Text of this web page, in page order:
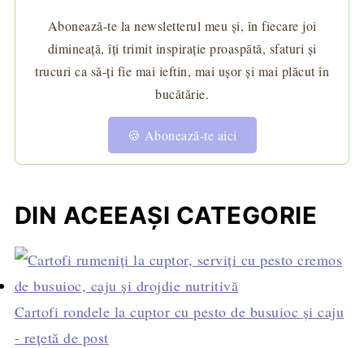
Abonează-te la newsletterul meu și, în fiecare joi
dimineață, îți trimit inspirație proaspătă, sfaturi și
trucuri ca să-ți fie mai ieftin, mai ușor și mai plăcut în
bucătărie.
🍪 Abonează-te aici
DIN ACEEAȘI CATEGORIE
Cartofi rondele la cuptor cu pesto de busuioc și caju
- rețetă de post